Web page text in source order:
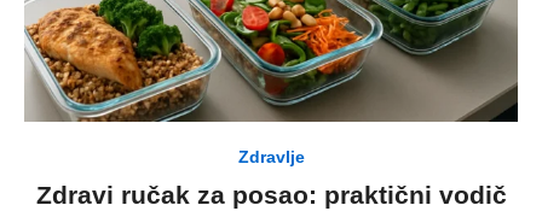
Zdravlje
Zdravi ručak za posao: praktični vodič